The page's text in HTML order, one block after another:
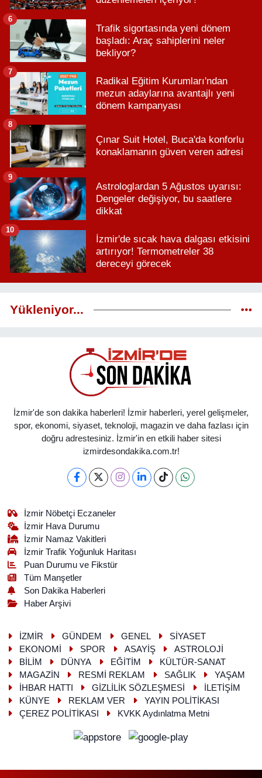
Trafik sigortasında yeni dönem
başladı: Araç sahiplerini neler
bekliyor?
6
Radikal Eğitim Kurumları'ndan
mezun adaylarına avantajlı yeni
dönem kampanyası
7
Çınar Suit Hotel, Buca'da konforlu
konaklamanın güven veren adresi
8
Astrologlardan 5 Ağustos uyarısı:
Dengeler değişiyor, bu saatlere
dikkat
9
İzmir'de sıcak hava dalgası etkisini
artırıyor! Termometreler 38
dereceyi görecek
10
Yükleniyor...
İzmir'de son dakika haberleri! İzmir haberleri, yerel gelişmeler,
spor, ekonomi, siyaset, teknoloji, magazin ve daha fazlası için
doğru adrestesiniz. İzmir'in en etkili haber sitesi
izmirdesondakika.com.tr!
İzmir Nöbetçi Eczaneler
İzmir Hava Durumu
İzmir Namaz Vakitleri
İzmir Trafik Yoğunluk Haritası
Puan Durumu ve Fikstür
Tüm Manşetler
Son Dakika Haberleri
Haber Arşivi
İZMİR GÜNDEM GENEL
SİYASET
EKONOMİ
SPOR ASAYİŞ
ASTROLOJİ
BİLİM
DÜNYA EĞİTİM
KÜLTÜR-SANAT
MAGAZİN
RESMİ REKLAM SAĞLIK
YAŞAM
İHBAR HATTI
GİZLİLİK SÖZLEŞMESİ
İLETİŞİM
KÜNYE
REKLAM VER
YAYIN POLİTİKASI
ÇEREZ POLİTİKASI
KVKK Aydınlatma Metni